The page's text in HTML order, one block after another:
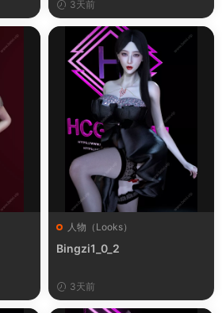
3天前
人物（Looks）
Bingzi1_0_2
3天前